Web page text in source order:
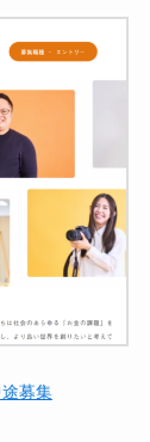
募集